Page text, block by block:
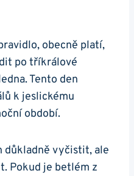
obecně platí,
po tříkrálové
Tento den
k jeslickému
období.
důkladně vyčistit, ale
Pokud je betlém z